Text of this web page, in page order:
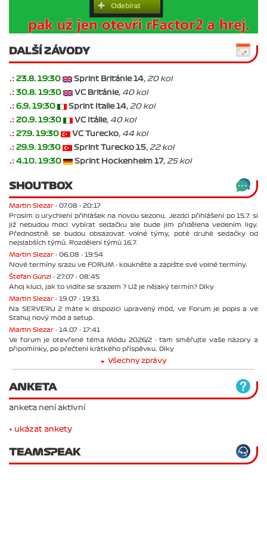
DALŠÍ ZÁVODY
.: 23.8. 19:30 Sprint Británie 14, 20 kol
.: 30.8. 19:30 VC Británie, 40 kol
.: 6.9. 19:30 Sprint Italie 14, 20 kol
.: 20.9. 19:30 VC Itálie, 40 kol
.: 27.9. 19:30 VC Turecko, 44 kol
.: 29.9. 19:30 Sprint Turecko 15, 22 kol
.: 4.10. 19:30 Sprint Hockenheim 17, 25 kol
SHOUTBOX
Martin Slezar - 07.08 - 20:17
Prosím o urychlení přihlášek na novou sezonu. Jezdci přihlášení po 15.7. si
již nebudou moci vybírat sedačku ale bude jim přidělena vedením ligy.
Přednostně se budou obsazovat volné týmy, poté druhé sedačky od
nejslabších týmů. Rozdělení týmů 16.7.
Martin Slezar - 06.08 - 19:54
Nové termíny srazu ve FORUM - koukněte a zapište své volné termíny.
Štefan Günzl - 27.07 - 08:45
Ahoj kluci, jak to vidíte se srazem ? Už je nějaký termín? Díky
Martin Slezar - 19.07 - 19:31
Na SERVERU 2 máte k dispozici upravený mód, ve Forum je popis a ve
Stahuj nový mód a setup.
Martin Slezar - 14.07 - 17:41
Ve forum je otevřené téma Módu 2026/2 - tam směřujte vaše názory a
připomínky, po přečtení krátkého příspěvku. Díky
Všechny zprávy
ANKETA
anketa není aktivní
• ukázat ankety
TEAMSPEAK